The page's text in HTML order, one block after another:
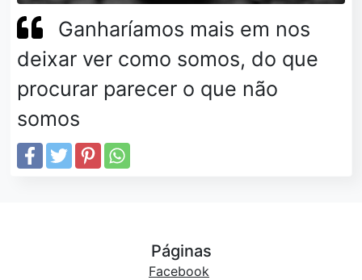
Ganharíamos mais em nos
deixar ver como somos, do que
procurar parecer o que não
somos
Páginas
Facebook